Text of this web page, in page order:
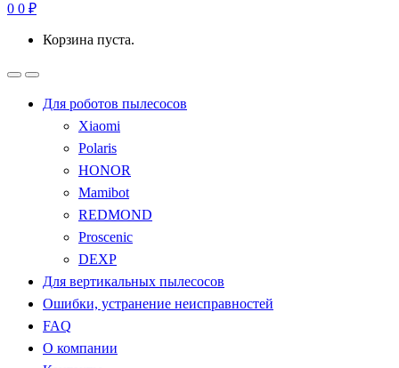
0 0 ₽
Корзина пуста.
Для роботов пылесосов
Xiaomi
Polaris
HONOR
Mamibot
REDMOND
Proscenic
DEXP
Для вертикальных пылесосов
Ошибки, устранение неисправностей
FAQ
О компании